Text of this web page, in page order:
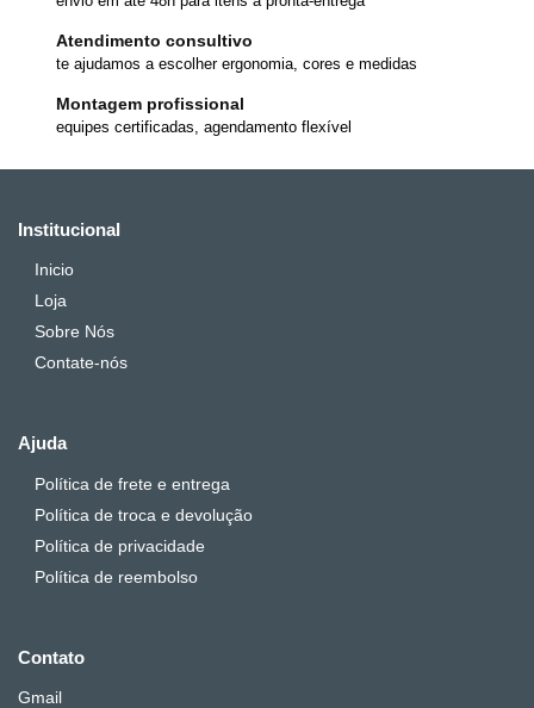
Atendimento consultivo
te ajudamos a escolher ergonomia, cores e medidas
Montagem profissional
equipes certificadas, agendamento flexível
Institucional
Inicio
Loja
Sobre Nós
Contate-nós
Ajuda
Política de frete e entrega
Política de troca e devolução
Política de privacidade
Política de reembolso
Contato
Gmail